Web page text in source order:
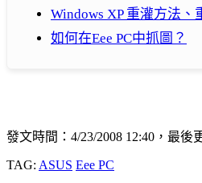
Windows XP 重灌方法、
如何在Eee PC中抓圖？
發文時間：4/23/2008 12:40，最後
TAG: ASUS Eee PC